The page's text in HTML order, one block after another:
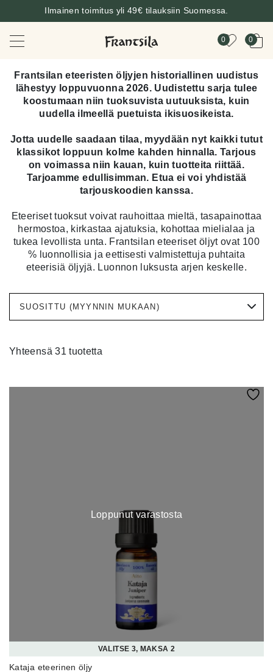
Ilmainen toimitus yli 49€ tilauksiin Suomessa.
0 0
Frantsilan eteeristen öljyjen historiallinen uudistus
lähestyy loppuvuonna 2026. Uudistettu sarja tulee
koostumaan niin tuoksuvista uutuuksista, kuin
uudella ilmeellä puetuista ikisuosikeista.
Jotta uudelle saadaan tilaa, myydään nyt kaikki tutut
klassikot loppuun kolme kahden hinnalla. Tarjous
on voimassa niin kauan, kuin tuotteita riittää.
Tarjoamme edullisimman. Etua ei voi yhdistää
tarjouskoodien kanssa.
Eteeriset tuoksut voivat rauhoittaa mieltä, tasapainottaa
hermostoa, kirkastaa ajatuksia, kohottaa mielialaa ja
tukea levollista unta. Frantsilan eteeriset öljyt ovat 100
% luonnollisia ja eettisesti valmistettuja puhtaita
eteerisiä öljyjä. Luonnon luksusta arjen keskelle.
Yhteensä 31 tuotetta
Loppunut varastosta
VALITSE 3, MAKSA 2
Kataja eteerinen öljy